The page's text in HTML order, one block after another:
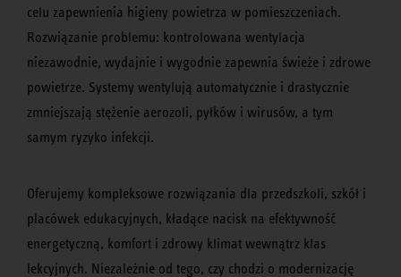
celu zapewnienia higieny powietrza w pomieszczeniach.
Rozwiązanie problemu: kontrolowana wentylacja
niezawodnie, wydajnie i wygodnie zapewnia świeże i zdrowe
powietrze. Systemy wentylują automatycznie i drastycznie
zmniejszają stężenie aerozoli, pyłków i wirusów, a tym
samym ryzyko infekcji.
Oferujemy kompleksowe rozwiązania dla przedszkoli, szkół i
placówek edukacyjnych, kładące nacisk na efektywność
energetyczną, komfort i zdrowy klimat wewnątrz klas
lekcyjnych. Niezależnie od tego, czy chodzi o modernizację